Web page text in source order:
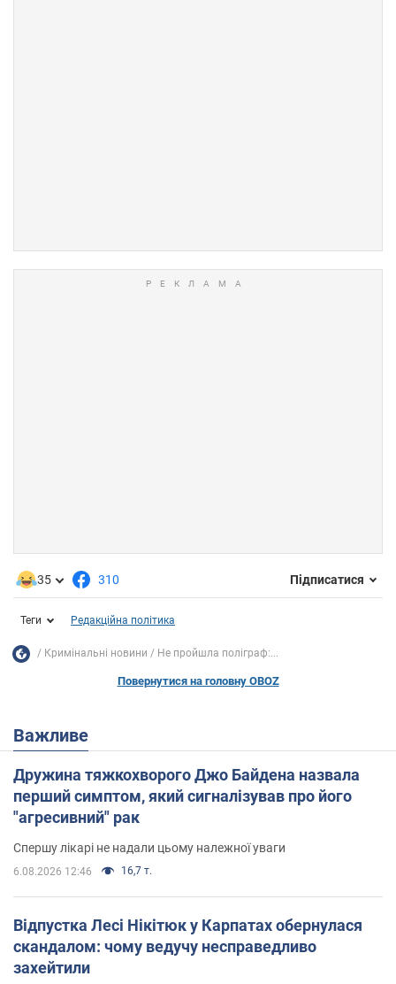
35 310 Підписатися
Теги Редакційна політика
Кримінальні новини Не пройшла поліграф:...
Повернутися на головну OBOZ
Важливе
Дружина тяжкохворого Джо Байдена назвала
перший симптом, який сигналізував про його
"агресивний" рак
Спершу лікарі не надали цьому належної уваги
6.08.2026 12:46 16,7 т.
Відпустка Лесі Нікітюк у Карпатах обернулася
скандалом: чому ведучу несправедливо
захейтили